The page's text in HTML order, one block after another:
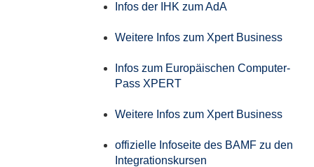
Infos der IHK zum AdA
Weitere Infos zum Xpert Business
Infos zum Europäischen Computer-
Pass XPERT
Weitere Infos zum Xpert Business
offizielle Infoseite des BAMF zu den
Integrationskursen